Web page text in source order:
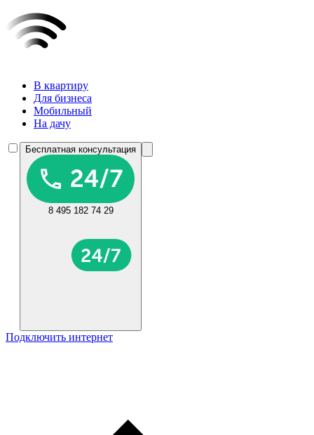
В квартиру
Для бизнеса
Мобильный
На дачу
Бесплатная консультация
8 495 182 74 29
Подключить интернет